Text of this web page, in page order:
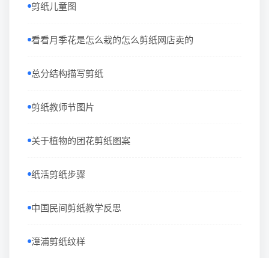
剪纸儿童图
看看月季花是怎么栽的怎么剪纸网店卖的
总分结构描写剪纸
剪纸教师节图片
关于植物的团花剪纸图案
纸活剪纸步骤
中国民间剪纸教学反思
漳浦剪纸纹样